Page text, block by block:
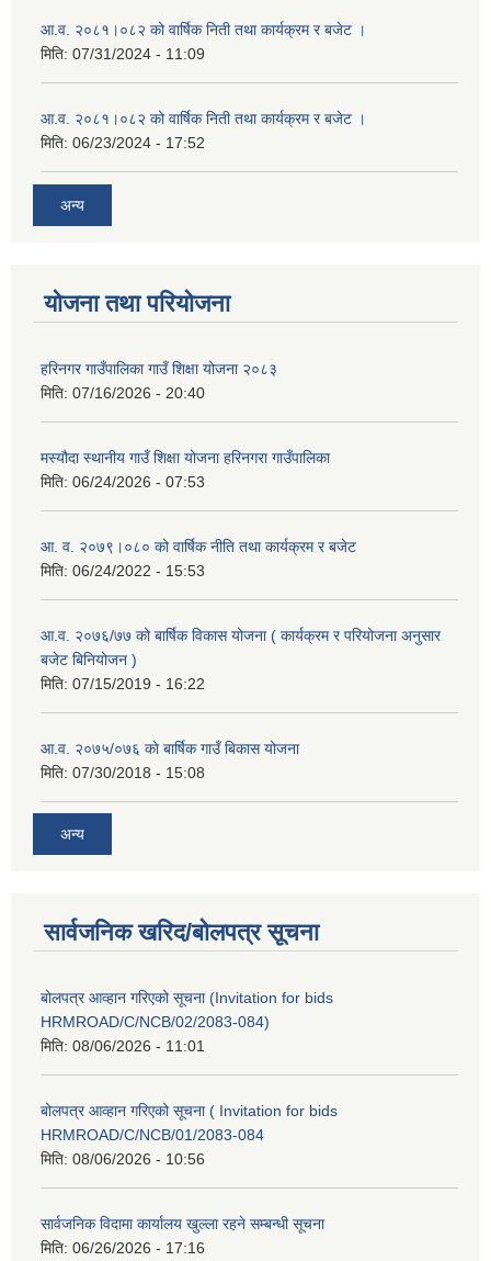
आ.व. २०८१।०८२ को वार्षिक निती तथा कार्यक्रम र बजेट ।
मिति: 07/31/2024 - 11:09
आ.व. २०८१।०८२ को वार्षिक निती तथा कार्यक्रम र बजेट ।
मिति: 06/23/2024 - 17:52
अन्य
योजना तथा परियोजना
हरिनगर गाउँपालिका गाउँ शिक्षा योजना २०८३
मिति: 07/16/2026 - 20:40
मस्यौदा स्थानीय गाउँ शिक्षा योजना हरिनगरा गाउँपालिका
मिति: 06/24/2026 - 07:53
आ. व. २०७९।०८० को वार्षिक नीति तथा कार्यक्रम र बजेट
मिति: 06/24/2022 - 15:53
आ.व. २०७६/७७ को बार्षिक विकास योजना ( कार्यक्रम र परियोजना अनुसार
बजेट बिनियोजन )
मिति: 07/15/2019 - 16:22
आ.व. २०७५/०७६ काे बार्षिक गाउँ बिकास योजना
मिति: 07/30/2018 - 15:08
अन्य
सार्वजनिक खरिद/बोलपत्र सूचना
बोलपत्र आव्हान गरिएको सूचना (Invitation for bids
HRMROAD/C/NCB/02/2083-084)
मिति: 08/06/2026 - 11:01
बोलपत्र आव्हान गरिएको सूचना ( Invitation for bids
HRMROAD/C/NCB/01/2083-084
मिति: 08/06/2026 - 10:56
सार्वजनिक विदामा कार्यालय खुल्ला रहने सम्बन्धी सूचना
मिति: 06/26/2026 - 17:16